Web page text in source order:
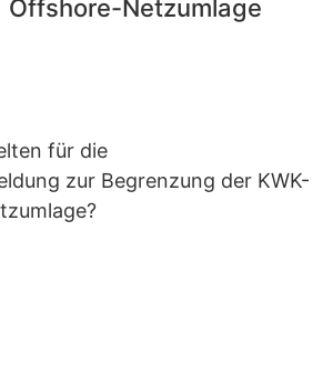
Offshore-Netzumlage
für die
zur Begrenzung der KWK-